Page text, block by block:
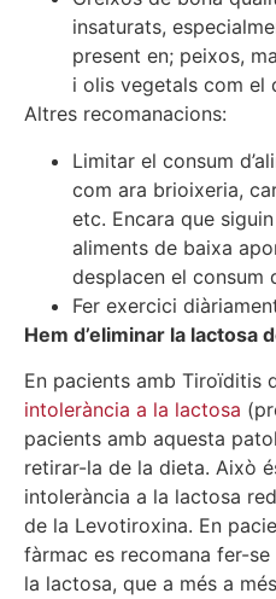
insaturats,
present en; peixos,
i olis vegetals com el
Altres recomanacions:
Limitar el consum
com ara brioixeria,
etc. Encara que
aliments de baixa
desplacen el consum
Fer exercici
Hem d’eliminar la lactosa
En pacients amb Tiroïditis
intolerància a la lactosa
pacients amb aquesta
retirar-la de la dieta. Això
intolerància a la lactosa
de la Levotiroxina. En
fàrmac es recomana fer-
la lactosa, que a més a